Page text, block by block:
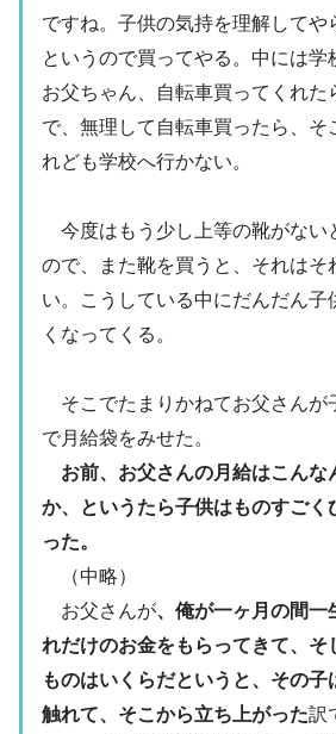
ですね。子供の気持を理解してや
というので買ってやる。中には学
お父ちゃん、自転車買ってくれた
で、無理して自転車買ったら、そ
れども学校へ行かない。
今度はもう少し上等の靴がない
ので、また靴を買うと、それはそ
い。こうしている中にだんだん子
くなってくる。
そこでたまりかねてお父さんが
で月給袋をみせた。
お前、お父さんの月給はこんな
か、というたら子供はものすごく
った。
（中略）
お父さんが、俺が一ヶ月の間一
れだけのお金をもらってきて、そ
ものはいくらだというと、その子
触れて、そこから立ち上がった訳